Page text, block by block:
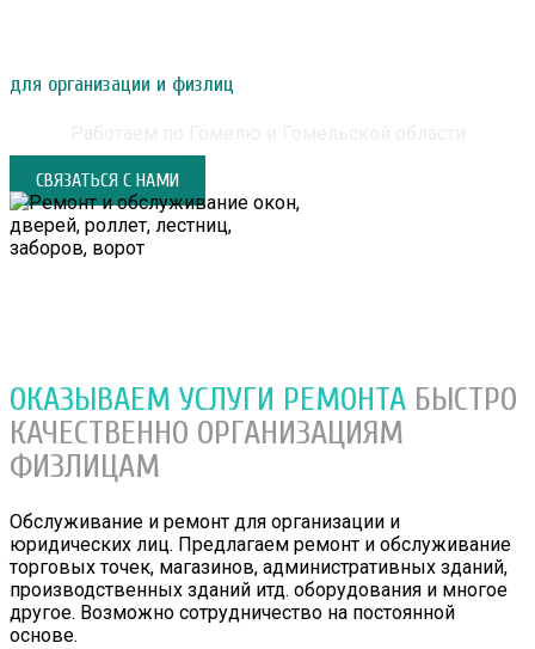
для организации и физлиц
СВЯЗАТЬСЯ С НАМИ
ОКАЗЫВАЕМ УСЛУГИ РЕМОНТА БЫСТРО
КАЧЕСТВЕННО ОРГАНИЗАЦИЯМ
ФИЗЛИЦАМ
Обслуживание и ремонт для организации и
юридических лиц. Предлагаем ремонт и обслуживание
торговых точек, магазинов, административных зданий,
производственных зданий итд. оборудования и многое
другое. Возможно сотрудничество на постоянной
основе.